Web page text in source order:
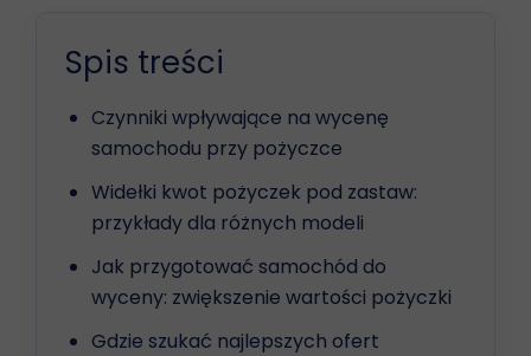
Spis treści
Czynniki wpływające na wycenę
samochodu przy pożyczce
Widełki kwot pożyczek pod zastaw:
przykłady dla różnych modeli
Jak przygotować samochód do
wyceny: zwiększenie wartości pożyczki
Gdzie szukać najlepszych ofert